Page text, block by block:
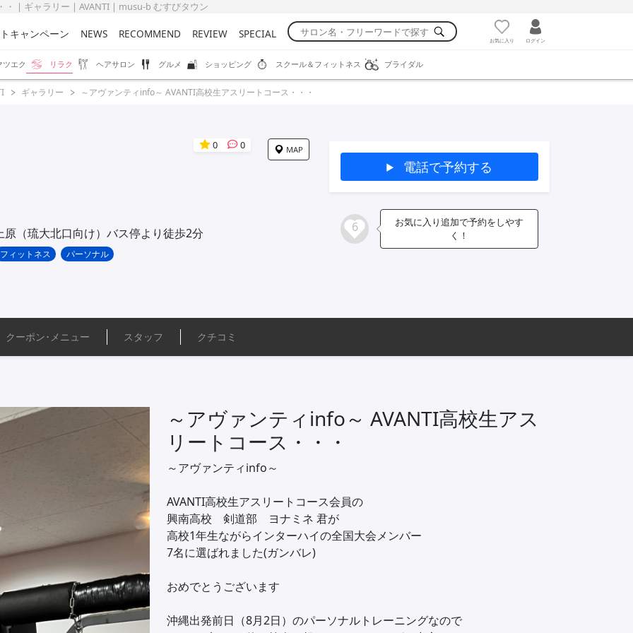
・ | ギャラリー | AVANTI | musu-b むすびタウン
キャンペーン NEWS RECOMMEND REVIEW SPECIAL お気に入り ログイン
エク リラク ヘアサロン グルメ ショッピング スクール＆フィットネス ブライダル
ギャラリー ～アヴァンティinfo～ AVANTI高校生アスリートコース・・・
0 0 MAP
原（琉大北口向け）バス停より徒歩2分
フィットネス パーソナル
電話で予約する
6
お気に入り追加で予約をしやす
く！
クーポン･ メニュー スタッフ クチコミ
～アヴァンティinfo～ AVANTI高校生アス
リートコース・・・
～アヴァンティinfo～
AVANTI高校生アスリートコース会員の
興南高校 剣道部 ヨナミネ 君が
高校1年生ながらインターハイの全国大会メンバー
7名に選ばれました(ガンバレ)
おめでとうございます
沖縄出発前日（8月2日）のパーソナルトレーニングなので